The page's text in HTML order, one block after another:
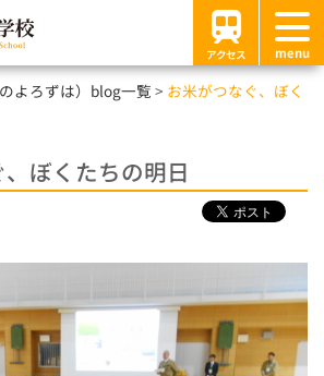
アクセス menu
よろずは）blog一覧
お米がつなぐ、ぼく
ぼくたちの明日